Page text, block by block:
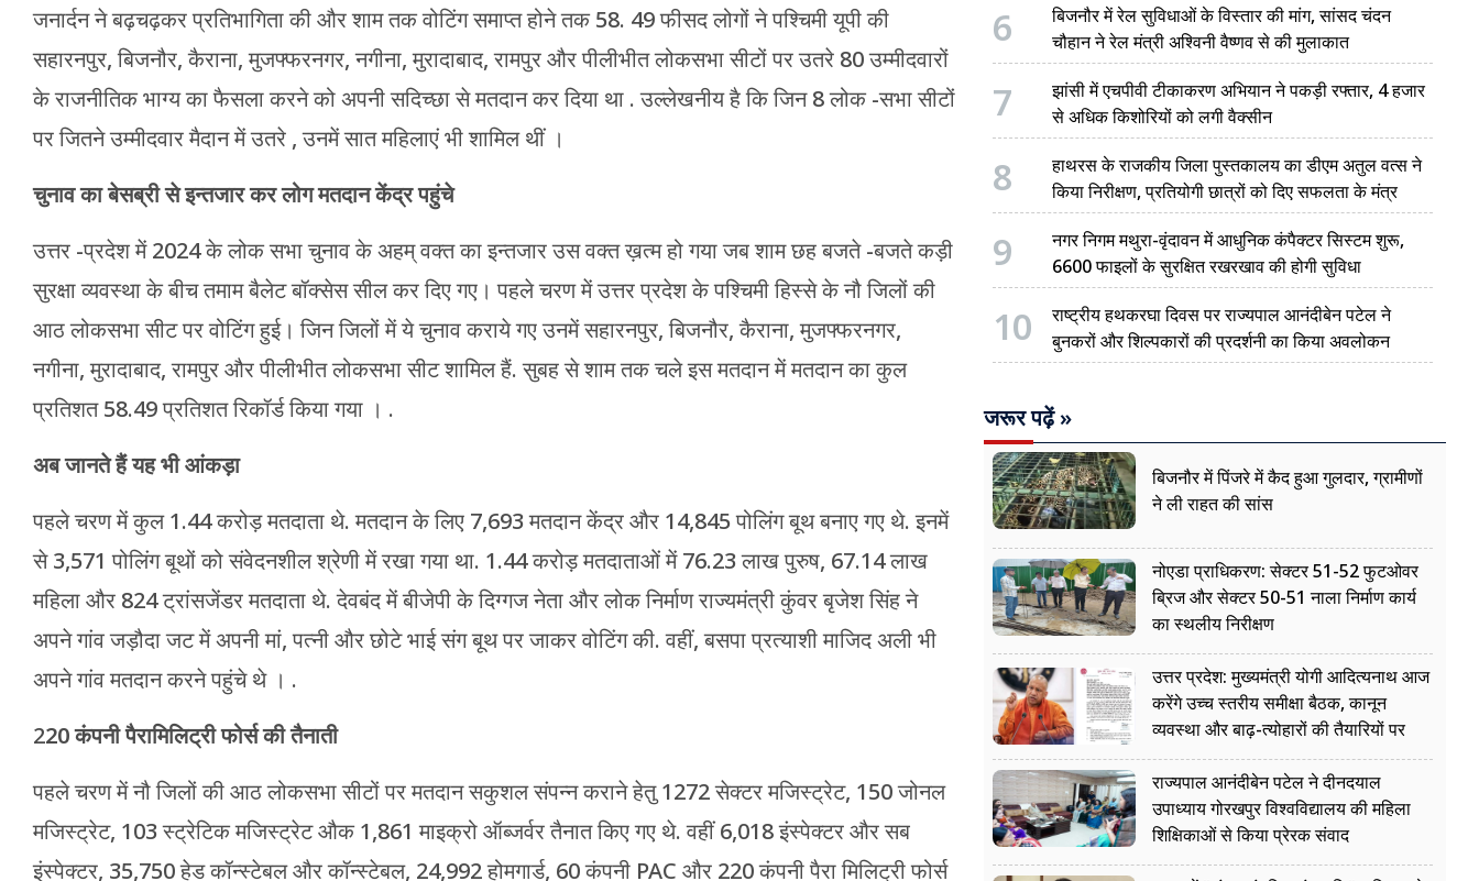
जनार्दन ने बढ़चढ़कर प्रतिभागिता की और शाम तक वोटिंग समाप्त होने तक 58. 49 फीसद लोगों ने पश्चिमी यूपी की
सहारनपुर, बिजनौर, कैराना, मुजफ्फरनगर, नगीना, मुरादाबाद, रामपुर और पीलीभीत लोकसभा सीटों पर उतरे 80 उम्मीदवारों
के राजनीतिक भाग्य का फैसला करने को अपनी सदिच्छा से मतदान कर दिया था . उल्लेखनीय है कि जिन 8 लोक -सभा सीटों
पर जितने उम्मीदवार मैदान में उतरे , उनमें सात महिलाएं भी शामिल थीं ।
चुनाव का बेसब्री से इन्तजार कर लोग मतदान केंद्र पहुंचे
उत्तर -प्रदेश में 2024 के लोक सभा चुनाव के अहम् वक्त का इन्तजार उस वक्त ख़त्म हो गया जब शाम छह बजते -बजते कड़ी
सुरक्षा व्यवस्था के बीच तमाम बैलेट बॉक्सेस सील कर दिए गए। पहले चरण में उत्तर प्रदेश के पश्चिमी हिस्से के नौ जिलों की
आठ लोकसभा सीट पर वोटिंग हुई। जिन जिलों में ये चुनाव कराये गए उनमें सहारनपुर, बिजनौर, कैराना, मुजफ्फरनगर,
नगीना, मुरादाबाद, रामपुर और पीलीभीत लोकसभा सीट शामिल हैं. सुबह से शाम तक चले इस मतदान में मतदान का कुल
प्रतिशत 58.49 प्रतिशत रिकॉर्ड किया गया । .
अब जानते हैं यह भी आंकड़ा
पहले चरण में कुल 1.44 करोड़ मतदाता थे. मतदान के लिए 7,693 मतदान केंद्र और 14,845 पोलिंग बूथ बनाए गए थे. इनमें
से 3,571 पोलिंग बूथों को संवेदनशील श्रेणी में रखा गया था. 1.44 करोड़ मतदाताओं में 76.23 लाख पुरुष, 67.14 लाख
महिला और 824 ट्रांसजेंडर मतदाता थे. देवबंद में बीजेपी के दिग्गज नेता और लोक निर्माण राज्यमंत्री कुंवर बृजेश सिंह ने
अपने गांव जड़ौदा जट में अपनी मां, पत्नी और छोटे भाई संग बूथ पर जाकर वोटिंग की. वहीं, बसपा प्रत्याशी माजिद अली भी
अपने गांव मतदान करने पहुंचे थे । .
220 कंपनी पैरामिलिट्री फोर्स की तैनाती
पहले चरण में नौ जिलों की आठ लोकसभा सीटों पर मतदान सकुशल संपन्न कराने हेतु 1272 सेक्टर मजिस्ट्रेट, 150 जोनल
मजिस्ट्रेट, 103 स्ट्रेटिक मजिस्ट्रेट औक 1,861 माइक्रो ऑब्जर्वर तैनात किए गए थे. वहीं 6,018 इंस्पेक्टर और सब
इंस्पेक्टर, 35,750 हेड कॉन्स्टेबल और कॉन्स्टेबल, 24,992 होमगार्ड, 60 कंपनी PAC और 220 कंपनी पैरा मिलिट्री फोर्स
6
बिजनौर में रेल सुविधाओं के विस्तार की मांग, सांसद चंदन
चौहान ने रेल मंत्री अश्विनी वैष्णव से की मुलाकात
7
झांसी में एचपीवी टीकाकरण अभियान ने पकड़ी रफ्तार, 4 हजार
से अधिक किशोरियों को लगी वैक्सीन
8
हाथरस के राजकीय जिला पुस्तकालय का डीएम अतुल वत्स ने
किया निरीक्षण, प्रतियोगी छात्रों को दिए सफलता के मंत्र
9
नगर निगम मथुरा-वृंदावन में आधुनिक कंपैक्टर सिस्टम शुरू,
6600 फाइलों के सुरक्षित रखरखाव की होगी सुविधा
10
राष्ट्रीय हथकरघा दिवस पर राज्यपाल आनंदीबेन पटेल ने
बुनकरों और शिल्पकारों की प्रदर्शनी का किया अवलोकन
जरूर पढ़ें »
बिजनौर में पिंजरे में कैद हुआ गुलदार, ग्रामीणों
ने ली राहत की सांस
नोएडा प्राधिकरण: सेक्टर 51-52 फुटओवर
ब्रिज और सेक्टर 50-51 नाला निर्माण कार्य
का स्थलीय निरीक्षण
उत्तर प्रदेश: मुख्यमंत्री योगी आदित्यनाथ आज
करेंगे उच्च स्तरीय समीक्षा बैठक, कानून
व्यवस्था और बाढ़-त्योहारों की तैयारियों पर
नजर
राज्यपाल आनंदीबेन पटेल ने दीनदयाल
उपाध्याय गोरखपुर विश्वविद्यालय की महिला
शिक्षिकाओं से किया प्रेरक संवाद
प्रयागराज
रामपुर